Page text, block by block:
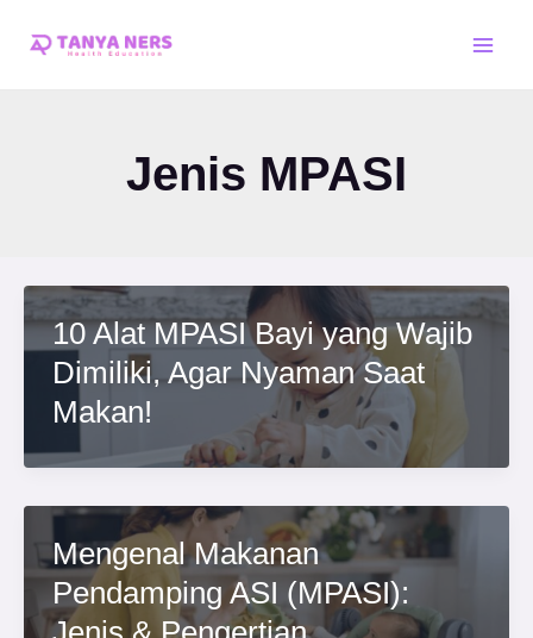
Jenis MPASI
10 Alat MPASI Bayi yang Wajib
Dimiliki, Agar Nyaman Saat
Makan!
Mengenal Makanan
Pendamping ASI (MPASI):